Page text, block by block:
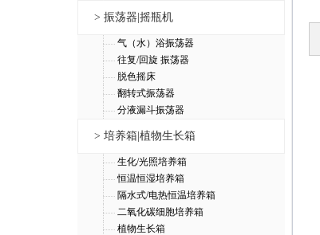
> 振荡器|摇瓶机
气（水）浴振荡器
往复/回旋 振荡器
脱色摇床
翻转式振荡器
分液漏斗振荡器
> 培养箱|植物生长箱
生化/光照培养箱
恒温恒湿培养箱
隔水式/电热恒温培养箱
二氧化碳细胞培养箱
植物生长箱